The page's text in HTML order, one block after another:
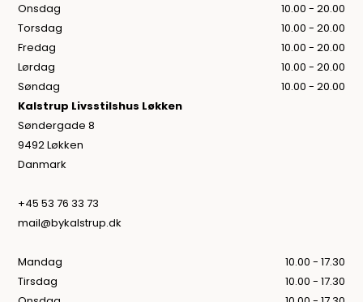
Onsdag
10.00 - 20.00
Torsdag
10.00 - 20.00
Fredag
10.00 - 20.00
Lørdag
10.00 - 20.00
Søndag
10.00 - 20.00
Kalstrup Livsstilshus Løkken
Søndergade 8
9492 Løkken
Danmark
+45 53 76 33 73
mail@bykalstrup.dk
Mandag
10.00 - 17.30
Tirsdag
10.00 - 17.30